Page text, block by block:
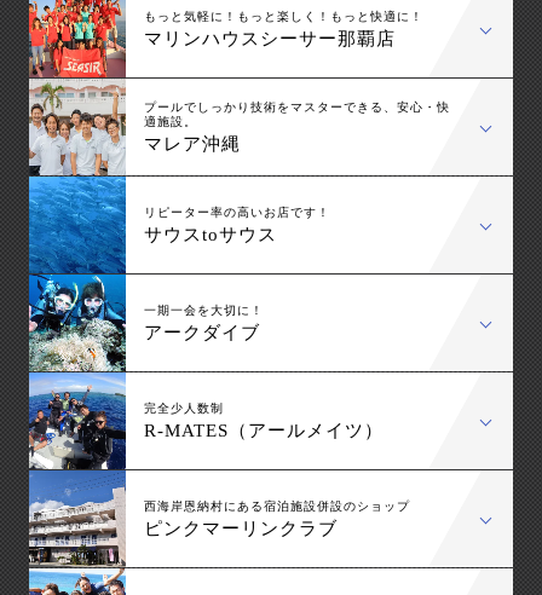
もっと気軽に！もっと楽しく！もっと快適に！
マリンハウスシーサー那覇店
プールでしっかり技術をマスターできる、安心・快
適施設。
マレア沖縄
リピーター率の高いお店です！
サウスtoサウス
一期一会を大切に！
アークダイブ
完全少人数制
R-MATES（アールメイツ）
西海岸恩納村にある宿泊施設併設のショップ
ピンクマーリンクラブ